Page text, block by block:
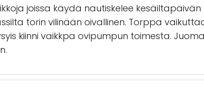
joissa käydä nautiskelee
torin vilinään oivallinen. Torppa
kiinni vaikkpa ovipumpun toimesta.